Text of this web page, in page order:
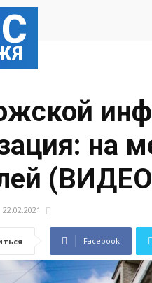
на
22.02.2021
Facebook